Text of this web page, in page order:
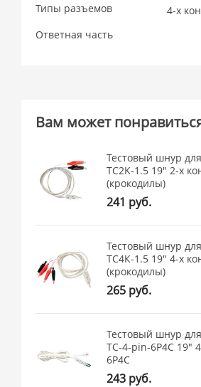
Типы разъемов
4-х
Ответная часть
Вам может
Тестовый шнур
TC2K-1.5 19" 2-х
(крокодилы)
241 руб.
Тестовый шнур
TC4К-1.5 19" 4-х
(крокодилы)
265 руб.
Тестовый шнур
TC-4-pin-6P4C 19"
6P4C
243 руб.